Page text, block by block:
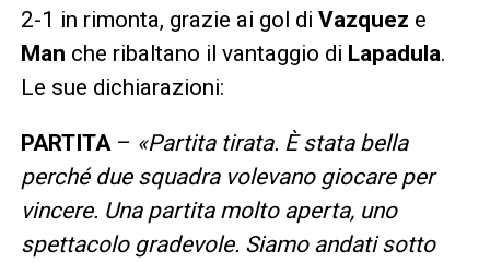
2-1 in rimonta, grazie ai gol di Vazquez e
Man che ribaltano il vantaggio di Lapadula.
Le sue dichiarazioni:
PARTITA– «Partita tirata. È stata bella
perché due squadra volevano giocare per
vincere. Una partita molto aperta, uno
spettacolo gradevole. Siamo andati sotto